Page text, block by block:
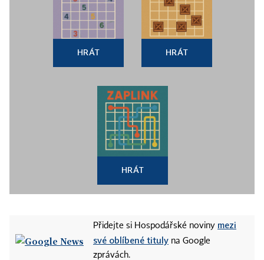
HRÁT HRÁT
HRÁT
Přidejte si Hospodářské noviny mezi
své oblíbené tituly na Google
zprávách.